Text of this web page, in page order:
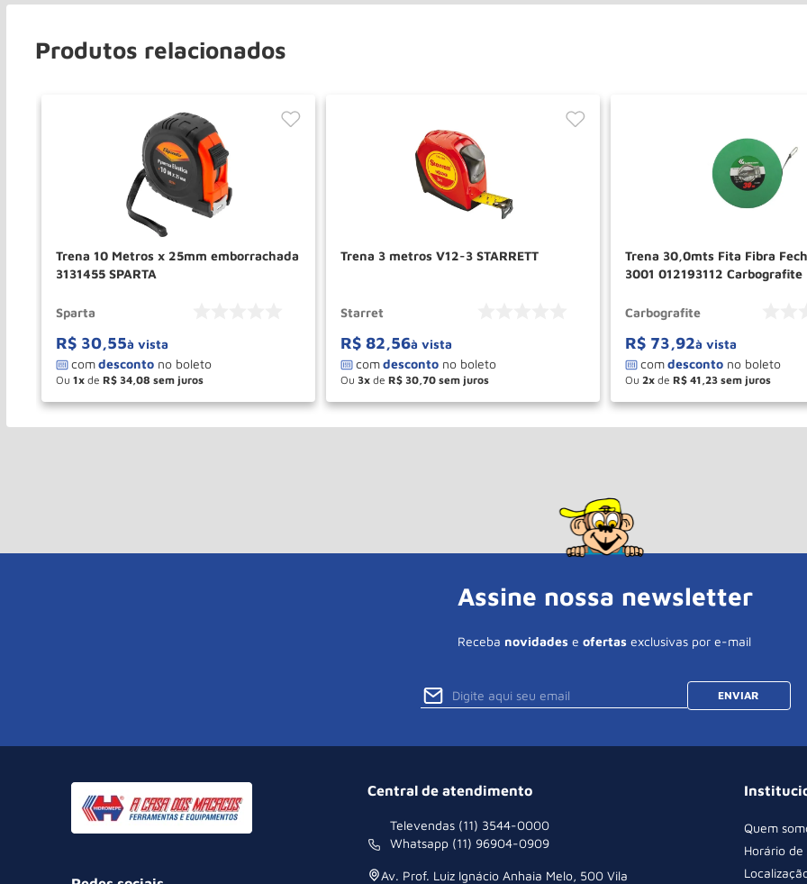
Produtos relacionados
Trena 10 Metros x 25mm emborrachada
3131455 SPARTA
Sparta
R$ 30,55à vista
Ou 1 de R$ 34,08
＋
－ COMPRAR
Trena 3 metros V12-3 STARRETT
Starret
R$ 82,56à vista
Ou 3 de R$ 30,70
＋
－ COMPRAR
Trena 30,0mts Fita Fibra Fechada Fg-
3001 012193112 Carbografite
Carbografite
R$ 73,92à vista
Ou 2 de R$ 41,23
＋
－
Assine nossa newsletter
Receba novidades e ofertas exclusivas por e-mail
ENVIAR
Central de atendimento
Televendas (11) 3544-0000
Whatsapp (11) 96904-0909
Av. Prof. Luiz Ignácio Anhaia Melo, 500 Vila
Quem
Horário